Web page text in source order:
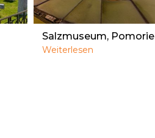
Salzmuseum, Pomorie
Weiterlesen